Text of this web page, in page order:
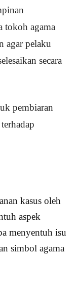
tokoh agama
agar pelaku
secara
pembiaran
kasus oleh
aspek
menyentuh isu
simbol agama